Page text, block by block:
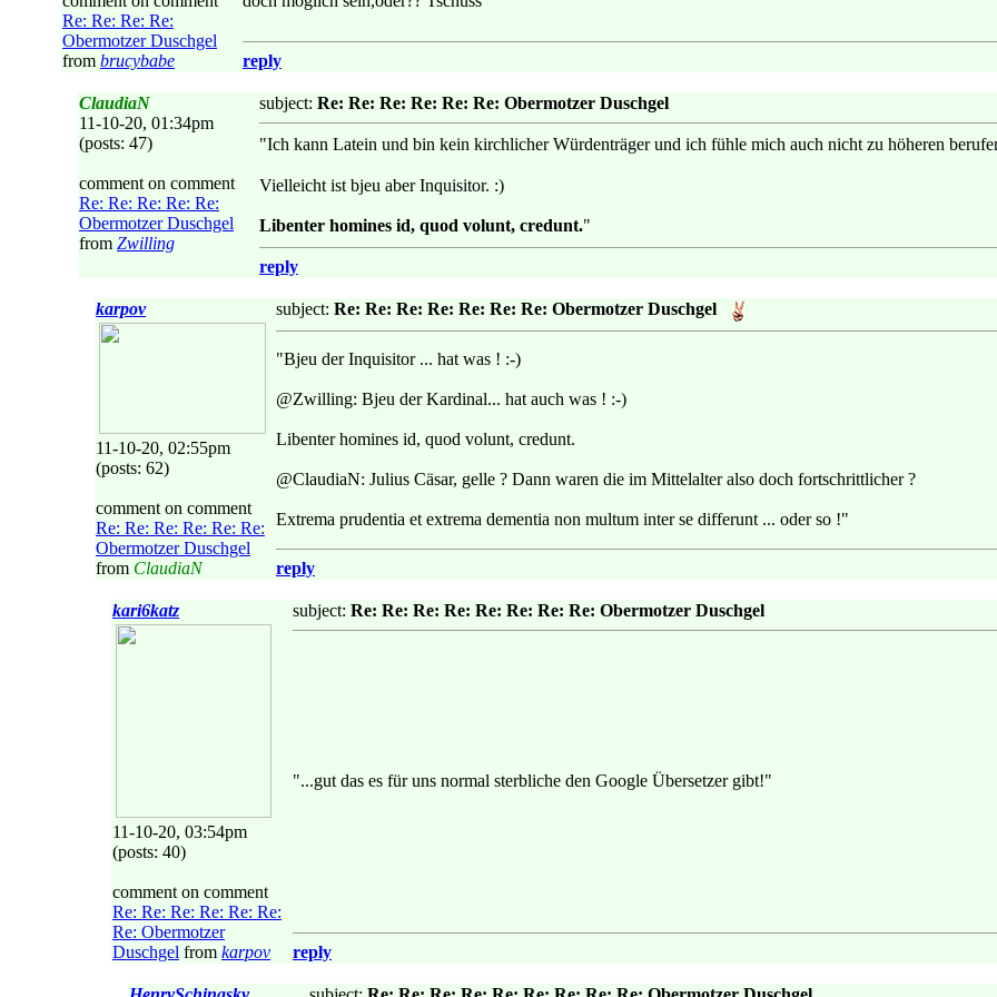
Re: Re: Re: Re:
Obermotzer Duschgel
from brucybabe reply
ClaudiaN
11-10-20, 01:34pm
(posts: 47)
comment on comment
Re: Re: Re: Re: Re:
Obermotzer Duschgel
from Zwilling
subject: Re: Re: Re: Re: Re: Re: Obermotzer Duschgel
"Ich kann Latein und bin kein kirchlicher Würdenträger und ich fühle mich auch nicht zu höheren
Vielleicht ist bjeu aber Inquisitor. :)
Libenter homines id, quod volunt, credunt."
reply
karpov
11-10-20, 02:55pm
(posts: 62)
comment on comment
Re: Re: Re: Re: Re: Re:
Obermotzer Duschgel
from ClaudiaN
subject: Re: Re: Re: Re: Re: Re: Re: Obermotzer Duschgel
"Bjeu der Inquisitor ... hat was ! :-)
@Zwilling: Bjeu der Kardinal... hat auch was ! :-)
Libenter homines id, quod volunt, credunt.
@ClaudiaN: Julius Cäsar, gelle ? Dann waren die im Mittelalter also doch fortschrittlicher ?
Extrema prudentia et extrema dementia non multum inter se differunt ... oder so !"
reply
kari6katz
11-10-20, 03:54pm
(posts: 40)
comment on comment
Re: Re: Re: Re: Re: Re:
Re: Obermotzer
Duschgel from karpov
subject: Re: Re: Re: Re: Re: Re: Re: Re: Obermotzer Duschgel
"...gut das es für uns normal sterbliche den Google Übersetzer gibt!"
reply